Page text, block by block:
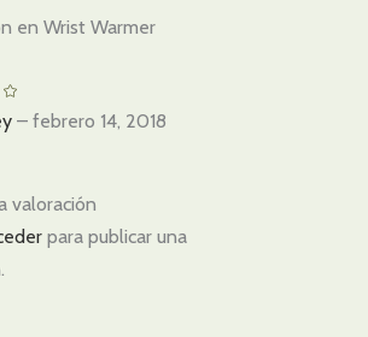
en Wrist Warmer
– febrero 14, 2018
valoración
para publicar una